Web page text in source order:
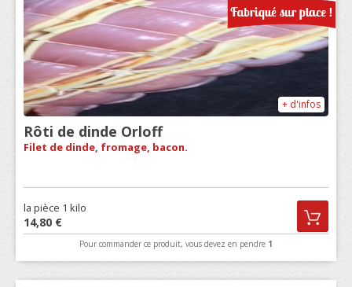
+ d'infos
Rôti de dinde Orloff
Filet de dinde, fromage, bacon.
la pièce 1 kilo
14,80 €
Pour commander ce produit, vous devez en pendre 1